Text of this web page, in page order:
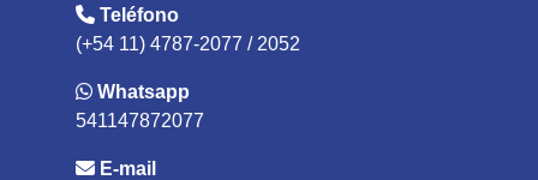
Teléfono
(+54 11) 4787-2077 / 2052
Whatsapp
541147872077
E-mail